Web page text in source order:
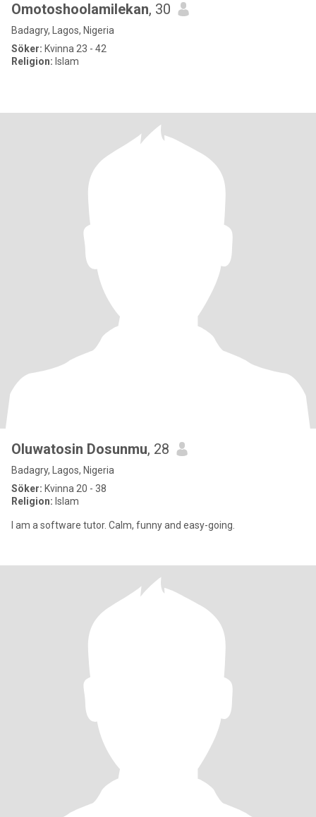
Omotoshoolamilekan, 30
Badagry, Lagos, Nigeria
Söker: Kvinna 23 - 42
Religion: Islam
Oluwatosin Dosunmu, 28
Badagry, Lagos, Nigeria
Söker: Kvinna 20 - 38
Religion: Islam
I am a software tutor. Calm, funny and easy-going.